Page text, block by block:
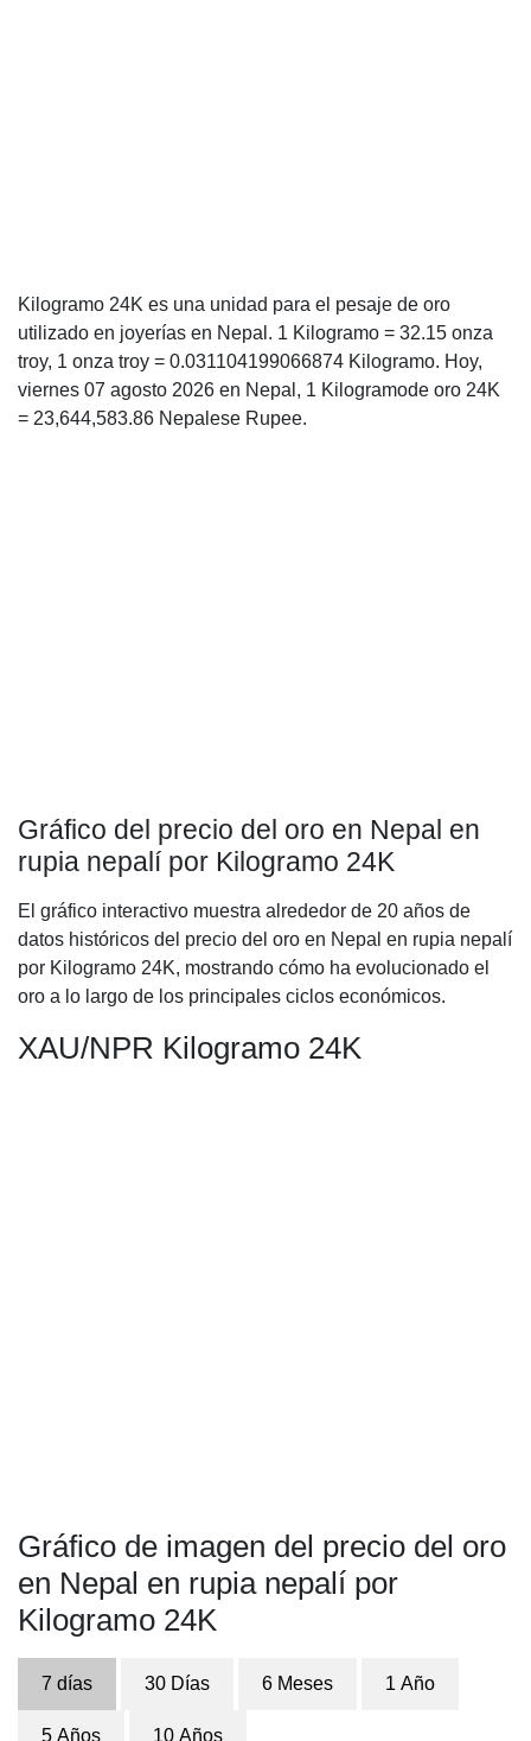
Kilogramo 24K es una unidad para el pesaje de oro
utilizado en joyerías en Nepal. 1 Kilogramo = 32.15 onza
troy, 1 onza troy = 0.031104199066874 Kilogramo. Hoy,
viernes 07 agosto 2026 en Nepal, 1 Kilogramode oro 24K
= 23,644,583.86 Nepalese Rupee.
Gráfico del precio del oro en Nepal en
rupia nepalí por Kilogramo 24K
El gráfico interactivo muestra alrededor de 20 años de
datos históricos del precio del oro en Nepal en rupia nepalí
por Kilogramo 24K, mostrando cómo ha evolucionado el
oro a lo largo de los principales ciclos económicos.
XAU/NPR Kilogramo 24K
Gráfico de imagen del precio del oro
en Nepal en rupia nepalí por
Kilogramo 24K
7 días 30 Días 6 Meses 1 Año
5 Años 10 Años